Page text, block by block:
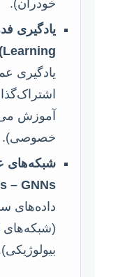
خودران).
Learning):
یادگیری
آموزش
خصوصی).
– GNNs):
داده‌های
(شبکه‌های